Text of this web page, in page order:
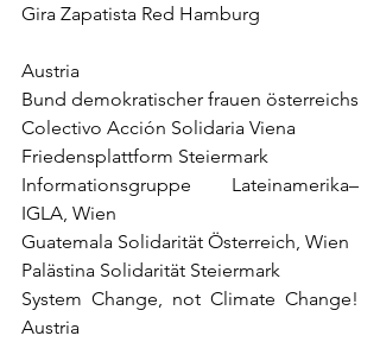
Gira Zapatista Red Hamburg
Austria
Bund demokratischer frauen österreichs
Colectivo Acción Solidaria Viena
Friedensplattform Steiermark
Informationsgruppe Lateinamerika–
IGLA, Wien
Guatemala Solidarität Österreich, Wien
Palästina Solidarität Steiermark
System Change, not Climate Change!
Austria